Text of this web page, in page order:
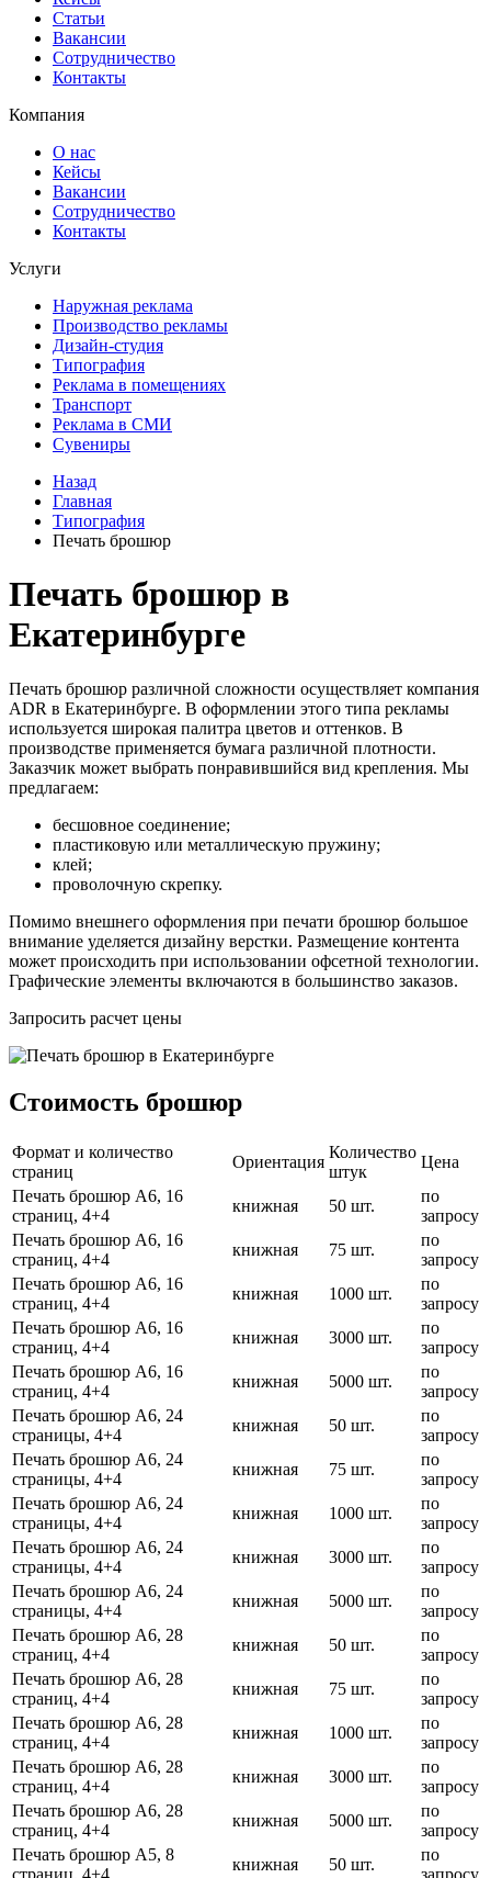
Статьи
Вакансии
Сотрудничество
Контакты
Компания
О нас
Кейсы
Вакансии
Сотрудничество
Контакты
Услуги
Наружная реклама
Производство рекламы
Дизайн-студия
Типография
Реклама в помещениях
Транспорт
Реклама в СМИ
Сувениры
Назад
Главная
Типография
Печать брошюр
Печать брошюр в
Екатеринбурге
Печать брошюр различной сложности осуществляет компания
ADR в Екатеринбурге. В оформлении этого типа рекламы
используется широкая палитра цветов и оттенков. В
производстве применяется бумага различной плотности.
Заказчик может выбрать понравившийся вид крепления. Мы
предлагаем:
бесшовное соединение;
пластиковую или металлическую пружину;
клей;
проволочную скрепку.
Помимо внешнего оформления при печати брошюр большое
внимание уделяется дизайну верстки. Размещение контента
может происходить при использовании офсетной технологии.
Графические элементы включаются в большинство заказов.
Запросить расчет цены
Стоимость брошюр
Формат и количество
страниц
Ориентация
Количество
штук
Цена
Печать брошюр А6, 16
страниц, 4+4
книжная 50 шт.
по
запросу
Печать брошюр А6, 16
страниц, 4+4
книжная 75 шт.
по
запросу
Печать брошюр А6, 16
страниц, 4+4
книжная 1000 шт.
по
запросу
Печать брошюр А6, 16
страниц, 4+4
книжная 3000 шт.
по
запросу
Печать брошюр А6, 16
страниц, 4+4
книжная 5000 шт.
по
запросу
Печать брошюр А6, 24
страницы, 4+4
книжная 50 шт.
по
запросу
Печать брошюр А6, 24
страницы, 4+4
книжная 75 шт.
по
запросу
Печать брошюр А6, 24
страницы, 4+4
книжная 1000 шт.
по
запросу
Печать брошюр А6, 24
страницы, 4+4
книжная 3000 шт.
по
запросу
Печать брошюр А6, 24
страницы, 4+4
книжная 5000 шт.
по
запросу
Печать брошюр А6, 28
страниц, 4+4
книжная 50 шт.
по
запросу
Печать брошюр А6, 28
страниц, 4+4
книжная 75 шт.
по
запросу
Печать брошюр А6, 28
страниц, 4+4
книжная 1000 шт.
по
запросу
Печать брошюр А6, 28
страниц, 4+4
книжная 3000 шт.
по
запросу
Печать брошюр А6, 28
страниц, 4+4
книжная 5000 шт.
по
запросу
Печать брошюр А5, 8
страниц, 4+4
книжная 50 шт.
по
запросу